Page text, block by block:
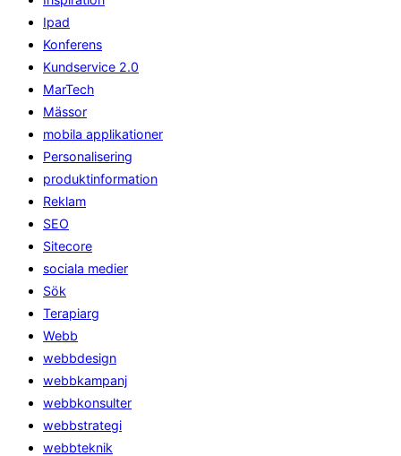
Ipad
Konferens
Kundservice 2.0
MarTech
Mässor
mobila applikationer
Personalisering
produktinformation
Reklam
SEO
Sitecore
sociala medier
Sök
Terapiarg
Webb
webbdesign
webbkampanj
webbkonsulter
webbstrategi
webbteknik